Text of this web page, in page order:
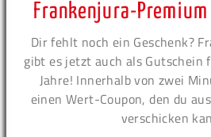
Frankenjura-Premium
Dir fehlt noch ein Geschenk?
gibt es jetzt auch als Gutschein
Jahre! Innerhalb von zwei
einen Wert-Coupon, den du
verschicken